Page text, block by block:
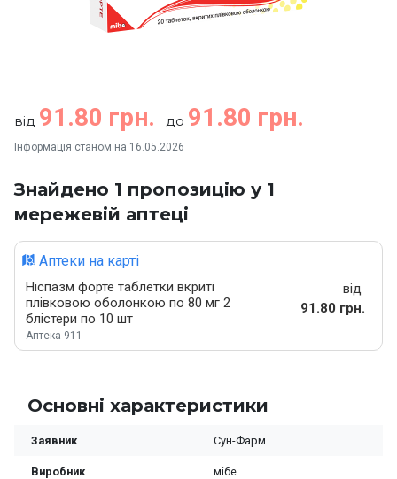
від 91.80 грн. до 91.80 грн.
Інформація станом на 16.05.2026
Знайдено 1 пропозицію у 1
мережевій аптеці
Аптеки на карті
Ніспазм форте таблетки вкриті
плівковою оболонкою по 80 мг 2
блістери по 10 шт
Аптека 911
від
91.80 грн.
Основні характеристики
Заявник Сун-Фарм
Виробник мібе